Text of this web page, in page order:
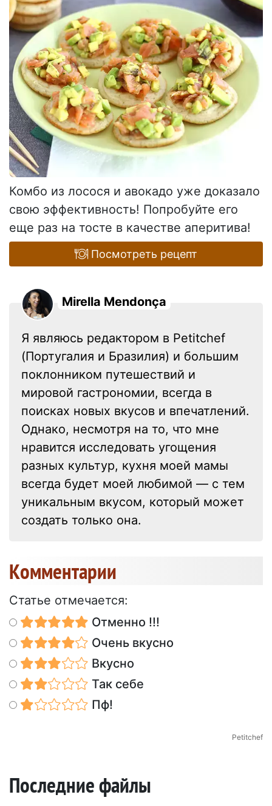
Комбо из лосося и авокадо уже доказало
свою эффективность! Попробуйте его
еще раз на тосте в качестве аперитива!
Посмотреть рецепт
Mirella Mendonça
Я являюсь редактором в Petitchef
(Португалия и Бразилия) и большим
поклонником путешествий и
мировой гастрономии, всегда в
поисках новых вкусов и впечатлений.
Однако, несмотря на то, что мне
нравится исследовать угощения
разных культур, кухня моей мамы
всегда будет моей любимой — с тем
уникальным вкусом, который может
создать только она.
Kомментарии
Статье отмечается:
Отменно !!!
Очень вкусно
Вкусно
Так себе
Пф!
Petitchef
Последние файлы